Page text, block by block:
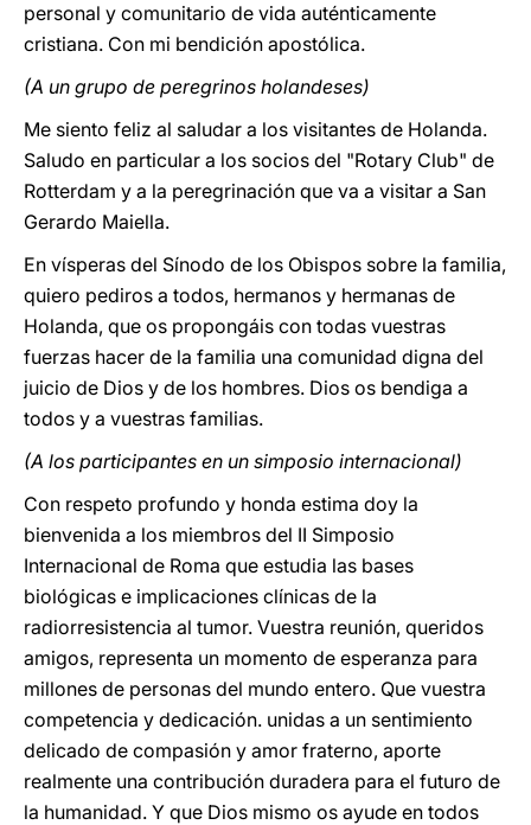
personal y comunitario de vida auténticamente
cristiana. Con mi bendición apostólica.
(A un grupo de peregrinos holandeses)
Me siento feliz al saludar a los visitantes de Holanda.
Saludo en particular a los socios del "Rotary Club" de
Rotterdam y a la peregrinación que va a visitar a San
Gerardo Maiella.
En vísperas del Sínodo de los Obispos sobre la familia,
quiero pediros a todos, hermanos y hermanas de
Holanda, que os propongáis con todas vuestras
fuerzas hacer de la familia una comunidad digna del
juicio de Dios y de los hombres. Dios os bendiga a
todos y a vuestras familias.
(A los participantes en un simposio internacional)
Con respeto profundo y honda estima doy la
bienvenida a los miembros del II Simposio
Internacional de Roma que estudia las bases
biológicas e implicaciones clínicas de la
radiorresistencia al tumor. Vuestra reunión, queridos
amigos, representa un momento de esperanza para
millones de personas del mundo entero. Que vuestra
competencia y dedicación. unidas a un sentimiento
delicado de compasión y amor fraterno, aporte
realmente una contribución duradera para el futuro de
la humanidad. Y que Dios mismo os ayude en todos